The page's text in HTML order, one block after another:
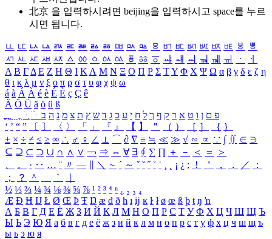
北京 을 입력하시려면 beijing을 입력하시고 space를 누르
시면 됩니다.
ㅥ ㅦ ㅧ ㅨ ㅩ ㅪ ㅫ ㅬ ㅭ ㅮ ㅯ ㅰ ㅱ ㅲ ㅳ ㅴ ㅵ ㅶ ㅷ ㅸ
ㅹ
ㅺ ㅻ ㅼ ㅽ ㅾ ㅿ ㆀ ㆁ ㆂ ㆃ ㆄ ㆅ ㆆ ㆇ ㆈ ㆉ ㆊ ㆋ ㆌ ㆍ
ㆎ
Α Β ΓΔ Ε Ζ Η Θ Ι ΚΛ Μ Ν Ξ Ο Π Ρ Σ ΤΥ Φ Χ Ψ Ω α β γ δ ε ζ η
θ ι κ λ μ ν ξ ο π ρ σ τ υ φ χ ψ ω
á à Á À é è É È ç Ç ê
Ä Ö Ü ä ö ü ß
ִֶֹ ֻּ ׁׂ פ ם ן ו ט א ר ק ף ך ל ח י ע כ ג ד ש ץ ת צ מ נ ה ב
‘ ’ “ ” 〔 〕 〈 〉 「 」 『 』 【 】 ＂ （ ） ［ ］ ｛ ｝
± × ÷ ≠ ≤ ≥ ∞ ∴ ♂ ♀ ∠ ⊥ ⌒ ∂ ∇ ≡ ≒ ≪ ≫ √ ∽ ∝ ∵ ∫ ∬ ∈ ∋
⊆ ⊇ ⊂ ⊃ ∪ ∩ ∧ ∨ ￢ ⇒ ⇔ ∀ ∃ ∮ ∑ ∏ ＋ － ＜ ＝
＞
、
。 · ‥ … ¨ 〃 ― ＼ ∼ ´ ～ ˇ ˘ ˝ ˚ ˙ ¸ ¡ ¿ ː ！ ＇ ， ． ／
：
；
？ ＾ ｀
½ ⅓ ⅔ ¼ ¾ ⅛ ⅜ ⅝ ⅞ ¹ ² ³ ⁴ ⁿ ₁ ₂ ₃ ₄
Æ Ð Ħ Ĳ Ł Ø Œ Þ Ŧ Ŋ æ đ ð ħ ı ĳ ĸ ŀ ł ø œ ß þ ŧ ŋ ŉ
А Б В Г Д Е Ё Ж З И Й К Л М Н О П Р С Т У Ф Х Ц Ч Ш Щ Ъ
Ы Ь Э Ю Я а б в г д е ё ж з и й к л м н о п р с т у ф х ц ч ш щ ъ
ы ь э ю я